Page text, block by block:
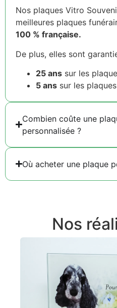
Nos plaques Vitro
meilleures plaques
100 % française.
De plus, elles sont
25 ans sur les
5 ans sur les
Combien coûte une
personnalisée ?
Où acheter une plaque
Nos